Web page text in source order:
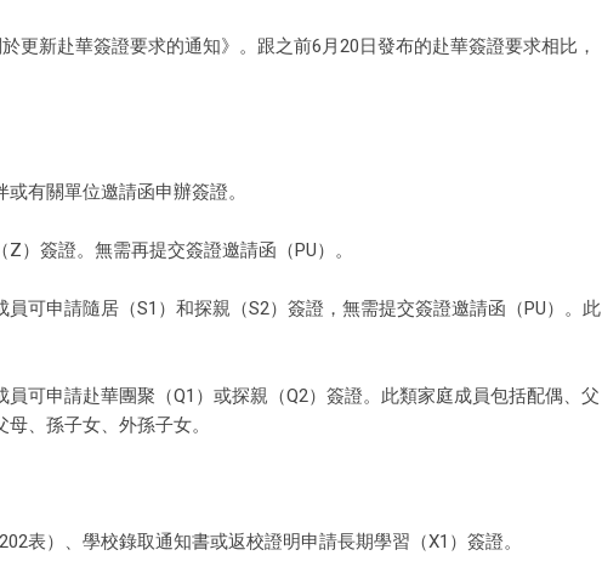
更新赴華簽證要求的通知》。跟之前6月20日發布的赴華簽證要求相比，
有關單位邀請函申辦簽證。
）簽證。無需再提交簽證邀請函（PU）。
可申請隨居（S1）和探親（S2）簽證，無需提交簽證邀請函（PU）。此
可申請赴華團聚（Q1）或探親（Q2）簽證。此類家庭成員包括配偶、父
、孫子女、外孫子女。
表）、學校錄取通知書或返校證明申請長期學習（X1）簽證。